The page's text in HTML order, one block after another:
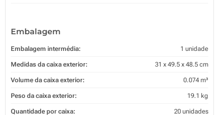
Embalagem
Embalagem intermédia: 1 unidade
Medidas da caixa exterior: 31 x 49.5 x 48.5 cm
Volume da caixa exterior: 0.074 m³
Peso da caixa exterior: 19.1 kg
Quantidade por caixa: 20 unidades